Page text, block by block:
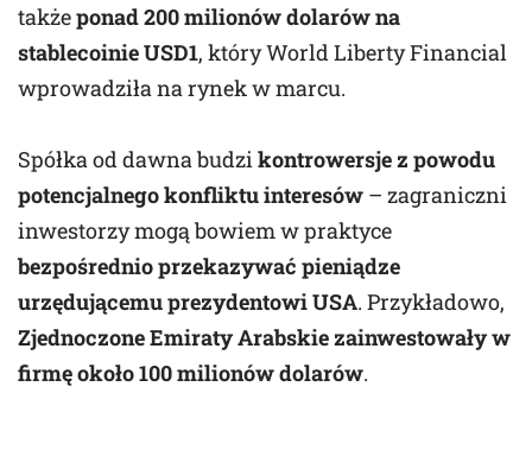
takżeponad 200 milionów dolarów na
stablecoinie USD1, który World Liberty Financial
wprowadziła na rynek w marcu.
Spółka od dawna budzi kontrowersje z powodu
potencjalnego konfliktu interesów – zagraniczni
inwestorzy mogą bowiem w praktyce
bezpośrednio przekazywać pieniądze
urzędującemu prezydentowi USA. Przykładowo,
Zjednoczone Emiraty Arabskie zainwestowały w
firmę około 100 milionów dolarów.